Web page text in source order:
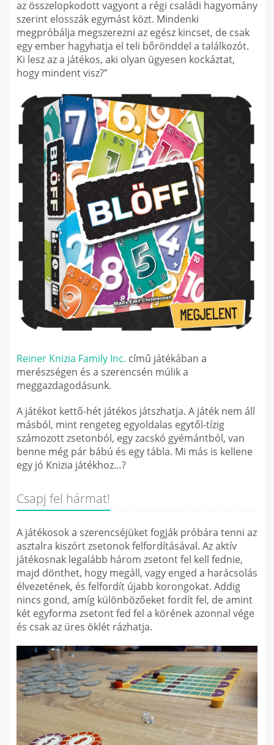
az összelopkodott vagyont a régi családi hagyomány
szerint elosszák egymást közt. Mindenki
megpróbálja megszerezni az egész kincset, de csak
egy ember hagyhatja el teli bőrönddel a találkozót.
Ki lesz az a játékos, aki olyan ügyesen kockáztat,
hogy mindent visz?”
Reiner Knizia Family Inc. című játékában a
merészségen és a szerencsén múlik a
meggazdagodásunk.
A játékot kettő-hét játékos játszhatja. A játék nem áll
másból, mint rengeteg egyoldalas egytől-tízig
számozott zsetonból, egy zacskó gyémántból, van
benne még pár bábú és egy tábla. Mi más is kellene
egy jó Knizia játékhoz…?
Csapj fel hármat!
A játékosok a szerencséjüket fogják próbára tenni az
asztalra kiszórt zsetonok felfordításával. Az aktív
játékosnak legalább három zsetont fel kell fednie,
majd dönthet, hogy megáll, vagy enged a harácsolás
élvezetének, és felfordít újabb korongokat. Addig
nincs gond, amíg különbözőeket fordít fel, de amint
két egyforma zsetont fed fel a körének azonnal vége
és csak az üres öklét rázhatja.